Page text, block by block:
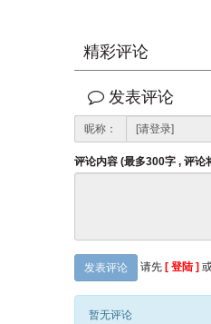
精彩评论
发表评论
昵称：
评论内容 (最多300字 , 评论
发表评论 请先 [ 登陆 ]
暂无评论